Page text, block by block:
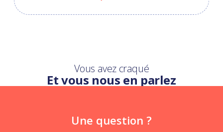
Vous avez craqué
Et vous nous en parlez
Une question ?